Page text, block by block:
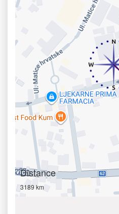
Distance
3189 km